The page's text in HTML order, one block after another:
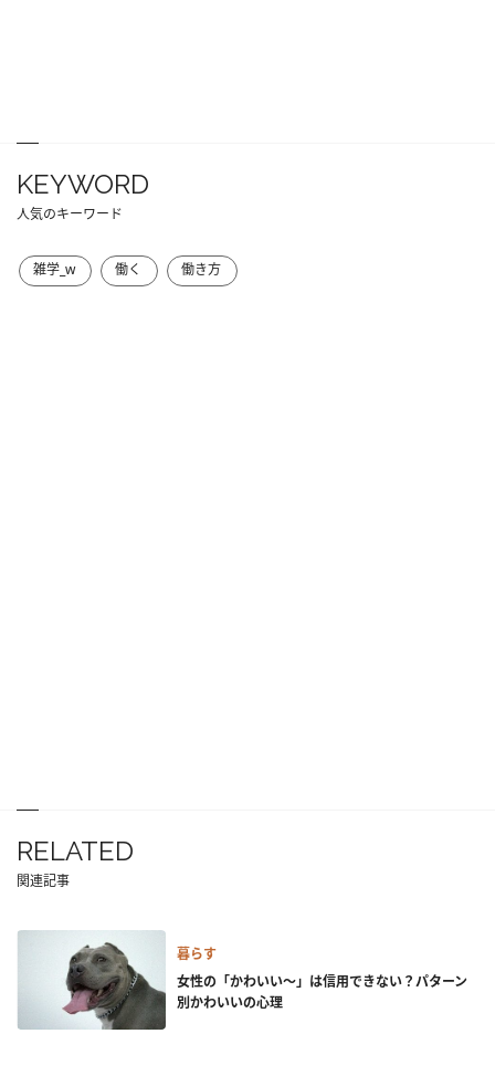
KEYWORD
人気のキーワード
雑学_w 働く 働き方
RELATED
関連記事
暮らす
女性の「かわいい～」は信用できない？パターン
別かわいいの心理